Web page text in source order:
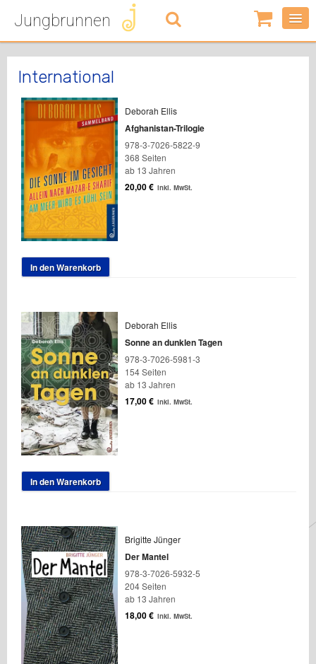
Jungbrunnen
0
Artikel
-
International
Deborah Ellis
Afghanistan-Trilogie
978-3-7026-5822-9
368 Seiten
ab 13 Jahren
20,00€ inkl. MwSt.
In den Warenkorb
Deborah Ellis
Sonne an dunklen Tagen
978-3-7026-5981-3
154 Seiten
ab 13 Jahren
17,00€ inkl. MwSt.
In den Warenkorb
Brigitte Jünger
Der Mantel
978-3-7026-5932-5
204 Seiten
ab 13 Jahren
18,00€ inkl. MwSt.